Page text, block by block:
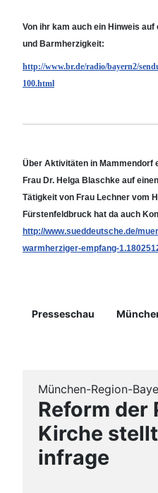
Von ihr kam auch ein Hinweis
und Barmherzigkeit:
http://www.br.de/radio/bayern2/
100.html
Über Aktivitäten in Mammendorf
Frau Dr. Helga Blaschke auf
Tätigkeit von Frau Lechner vom
Fürstenfeldbruck hat da auch
http://www.sueddeutsche.de/
warmherziger-empfang-
Presseschau
München-Region-
Reform der
Kirche
infrage